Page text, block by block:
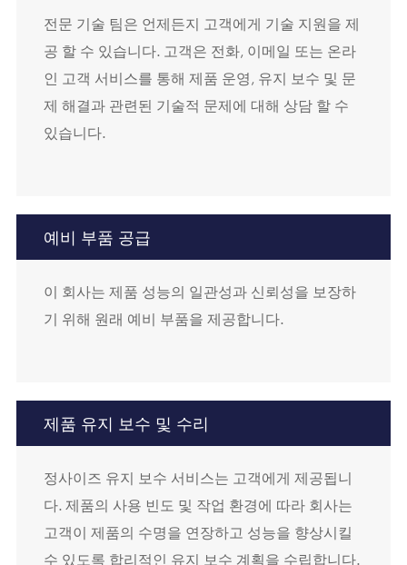
전문 기술 팀은 언제든지 고객에게 기술 지원을 제
공 할 수 있습니다. 고객은 전화, 이메일 또는 온라
인 고객 서비스를 통해 제품 운영, 유지 보수 및 문
제 해결과 관련된 기술적 문제에 대해 상담 할 수
있습니다.
예비 부품 공급
이 회사는 제품 성능의 일관성과 신뢰성을 보장하
기 위해 원래 예비 부품을 제공합니다.
제품 유지 보수 및 수리
정사이즈 유지 보수 서비스는 고객에게 제공됩니
다. 제품의 사용 빈도 및 작업 환경에 따라 회사는
고객이 제품의 수명을 연장하고 성능을 향상시킬
수 있도록 합리적인 유지 보수 계획을 수립합니다.